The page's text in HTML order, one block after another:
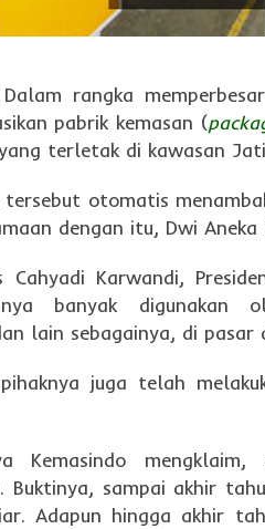
rangka
pabrik kemasan (
terletak di kawasan
tersebut otomatis
dengan itu, Dwi
Cahyadi Karwandi,
banyak digunakan
lain sebagainya, di pasar
juga telah
Kemasindo
Buktinya, sampai akhir
Adapun hingga akhir